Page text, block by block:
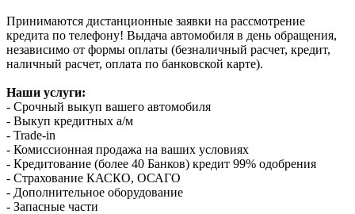
Принимаются дистанционные заявки на рассмотрение
кредита по телефону! Выдача автомобиля в день обращения,
независимо от формы оплаты (безналичный расчет, кредит,
наличный расчет, оплата по банковской карте).
Наши услуги:
- Срочный выкуп вашего автомобиля
- Выкуп кредитных а/м
- Trade-in
- Комиссионная продажа на ваших условиях
- Кредитование (более 40 Банков) кредит 99% одобрения
- Страхование КАСКО, ОСАГО
- Дополнительное оборудование
- Запасные части